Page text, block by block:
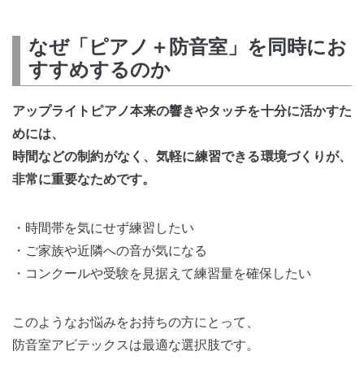
なぜ「ピアノ＋防音室」を同時にお
すすめするのか
アップライトピアノ本来の響きやタッチを十分に活かすた
めには、
時間などの制約がなく、気軽に練習できる環境づくりが、
非常に重要なためです。
・時間帯を気にせず練習したい
・ご家族や近隣への音が気になる
・コンクールや受験を見据えて練習量を確保したい
このようなお悩みをお持ちの方にとって、
防音室アビテックスは最適な選択肢です。